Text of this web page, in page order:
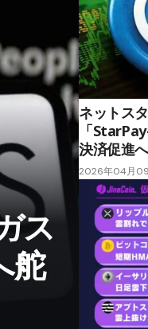
ス
舵
ネットス
「
決済促進へ
2026年04月09